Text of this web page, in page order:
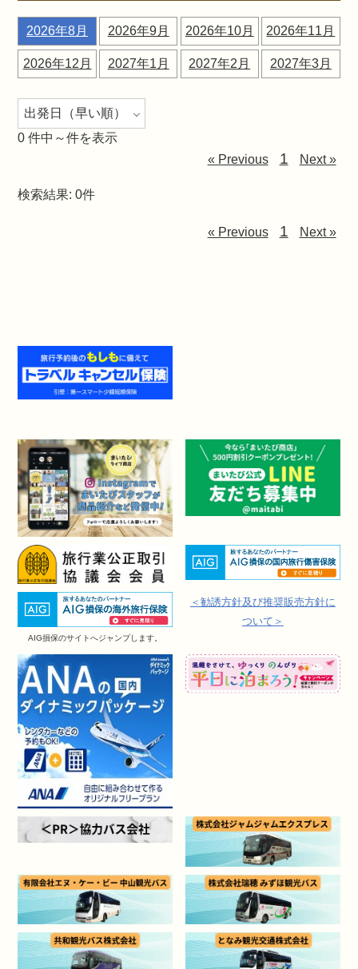
AIG損保のサイトへジャンプします。
＜勧誘方針及び推奨販売方針に
ついて＞
2026年8月 2026年9月 2026年10月 2026年11月
2026年12月 2027年1月 2027年2月 2027年3月
0 件中～件を表示
« Previous
1 Next »
検索結果: 0件
« Previous 1 Next »